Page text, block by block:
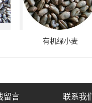
有机绿小麦
留言 联系我们